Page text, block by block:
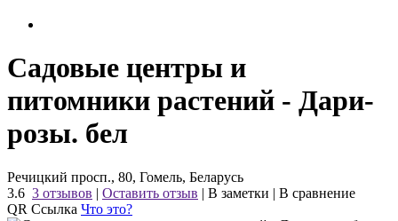
Садовые центры и
питомники растений - Дари-
розы. бел
Речицкий просп., 80, Гомель, Беларусь
3.6 3 отзывов | Оставить отзыв | В заметки | В сравнение
QR Ссылка Что это?